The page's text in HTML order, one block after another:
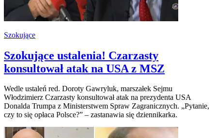
Szokujące
Szokujące ustalenia! Czarzasty
konsultował atak na USA z MSZ
Wedle ustaleń red. Doroty Gawryluk, marszałek Sejmu
Włodzimierz Czarzasty konsultował atak na prezydenta USA
Donalda Trumpa z Ministerstwem Spraw Zagranicznych. „Pytanie,
czy to się opłaca Polsce?” – zastanawia się dziennikarka.